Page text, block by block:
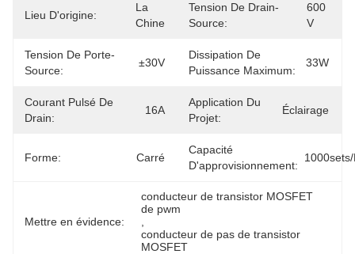
Lieu D'origine:
La
Chine
Tension De Drain-
Source:
600
V
Tension De Porte-
Source:
±30V
Dissipation De
Puissance Maximum:
33W
Courant Pulsé De
Drain:
16A
Application Du
Projet:
Éclairage
Forme: Carré
Capacité
D'approvisionnement:
Mettre en évidence:
conducteur de transistor MOSFET
de pwm
conducteur de pas de transistor
MOSFET